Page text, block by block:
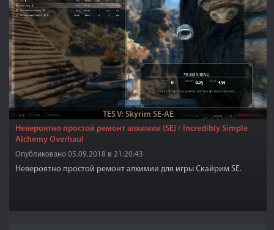
TES V: Skyrim SE-AE
Невероятно простой ремонт алхимии (SE) / Incredibly Simple
Alchemy Overhaul
Опубликовано 05.09.2018 в 21:20:43
Невероятно простой ремонт алхимии для игры Скайрим SE.